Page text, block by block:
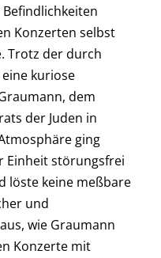
Konzerten selbst
Trotz der durch
kuriose
dem
der Juden in
ging
Einheit störungsfrei
löste keine meßbare
und
wie Graumann
Konzerte mit